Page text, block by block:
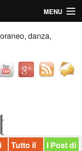
MENU
danza,
Tutto il
I Post di